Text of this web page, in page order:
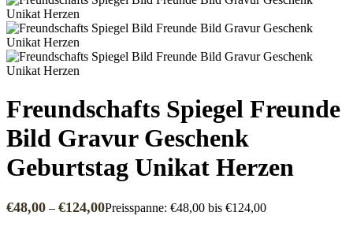
Freundschafts Spiegel Freunde
Bild Gravur Geschenk
Geburtstag Unikat Herzen
€48,00 – €124,00Preisspanne: €48,00 bis €124,00